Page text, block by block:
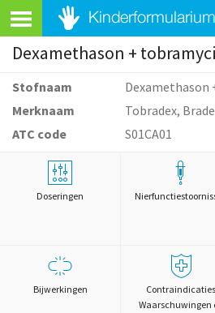
Dexamethason +
Stofnaam
Dexamethason
Merknaam
Tobradex,
ATC code
S01CA01
Doseringen
Bijwerkingen
Contraindicaties
Waarschuwingen